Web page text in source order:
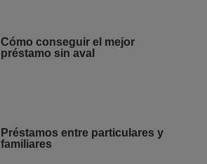
Cómo conseguir el mejor
préstamo sin aval
Préstamos entre particulares y
familiares